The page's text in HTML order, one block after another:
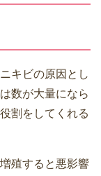
キビの原因とし
数が大量になら
割をしてくれる
殖すると悪影響